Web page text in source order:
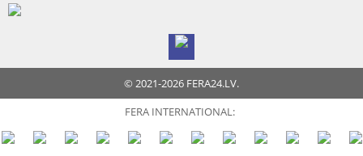
© 2021-2026 FERA24.LV.
FERA INTERNATIONAL: